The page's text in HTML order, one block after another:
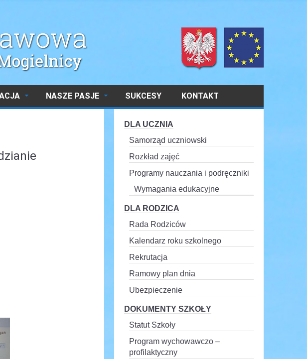
NASZE PASJE SUKCESY KONTAKT
DLA UCZNIA
Samorząd uczniowski
Rozkład zajęć
Programy nauczania i podręczniki
Wymagania edukacyjne
DLA RODZICA
Rada Rodziców
Kalendarz roku szkolnego
Rekrutacja
Ramowy plan dnia
Ubezpieczenie
DOKUMENTY SZKOŁY
Statut Szkoły
Program wychowawczo –
profilaktyczny